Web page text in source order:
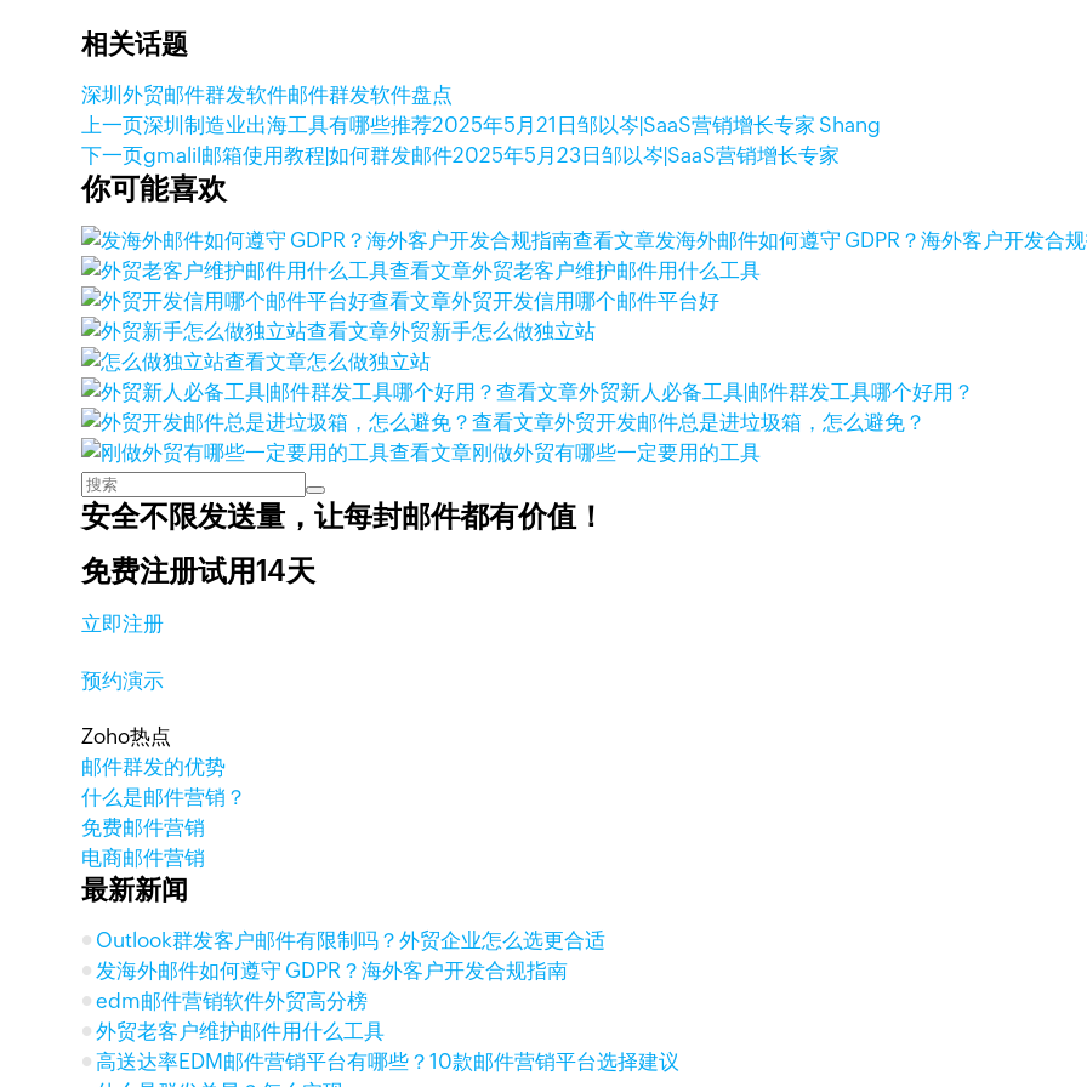
相关话题
深圳外贸邮件群发软件邮件群发软件盘点
上一页深圳制造业出海工具有哪些推荐2025年5月21日邹以岑|SaaS营销增长专家 Shang
下一页gmalil邮箱使用教程|如何群发邮件2025年5月23日邹以岑|SaaS营销增长专家
你可能喜欢
查看文章发海外邮件如何遵守 GDPR？海外客户开发合
查看文章外贸老客户维护邮件用什么工具
查看文章外贸开发信用哪个邮件平台好
查看文章外贸新手怎么做独立站
查看文章怎么做独立站
查看文章外贸新人必备工具|邮件群发工具哪个好用？
查看文章外贸开发邮件总是进垃圾箱，怎么避免？
查看文章刚做外贸有哪些一定要用的工具
安全不限发送量，让每封邮件都有价值！
免费注册试用14天
立即注册
预约演示
Zoho热点
邮件群发的优势
什么是邮件营销？
免费邮件营销
电商邮件营销
最新新闻
Outlook群发客户邮件有限制吗？外贸企业怎么选更合适
发海外邮件如何遵守 GDPR？海外客户开发合规指南
edm邮件营销软件外贸高分榜
外贸老客户维护邮件用什么工具
高送达率EDM邮件营销平台有哪些？10款邮件营销平台选择建议